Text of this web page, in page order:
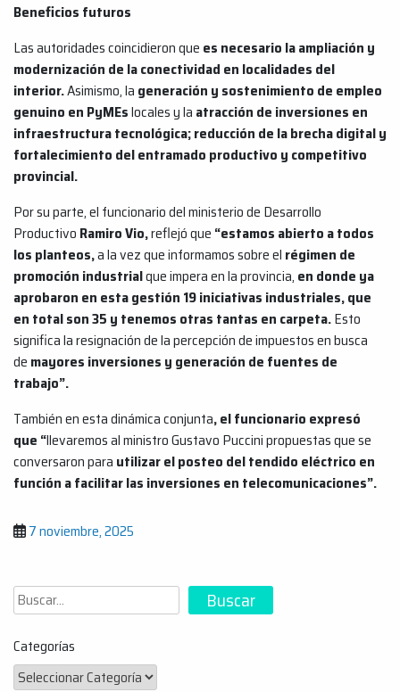
Beneficios futuros
Las autoridades coincidieron que es necesario la ampliación y
modernización de la conectividad en localidades del
interior.Asimismo, la generación y sostenimiento de empleo
genuino en PyMEslocales y la atracción de inversiones en
infraestructura tecnológica; reducción de la brecha digital y
fortalecimiento del entramado productivo y competitivo
provincial.
Por su parte, el funcionario del ministerio de Desarrollo
Productivo Ramiro Vio,reflejó que “estamos abierto a todos
los planteos,a la vez que informamos sobre el régimen de
promoción industrialque impera en la provincia, en donde ya
aprobaron en esta gestión 19 iniciativas industriales, que
en total son 35 y tenemos otras tantas en carpeta.Esto
significa la resignación de la percepción de impuestos en busca
de mayores inversiones y generación de fuentes de
trabajo”.
También en esta dinámica conjunta, el funcionario expresó
que “llevaremos al ministro Gustavo Puccini propuestas que se
conversaron para utilizar el posteo del tendido eléctrico en
función a facilitar las inversiones en telecomunicaciones”.
7 noviembre, 2025
Buscar Buscar
Categorías